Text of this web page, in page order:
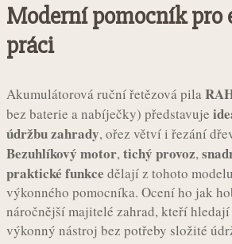
Moderní pomocník pro
práci
Akumulátorová ruční řetězová pila
bez baterie a nabíječky) představuje
údržbu zahrady, ořez větví i řezání
Bezuhlíkový motor,tichý provoz,
praktické funkce dělají z tohoto
výkonného pomocníka. Ocení ho jak
náročnější majitelé zahrad, kteří hledají
výkonný nástroj bez potřeby složité